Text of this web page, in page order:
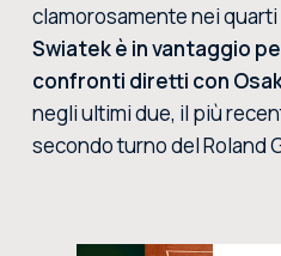
clamorosamente nei quarti
Swiatek è in vantaggio
confronti diretti con
negli ultimi due, il più
secondo turno del Roland